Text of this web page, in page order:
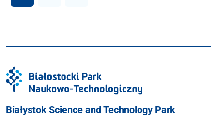
Białystok Science and Technology Park